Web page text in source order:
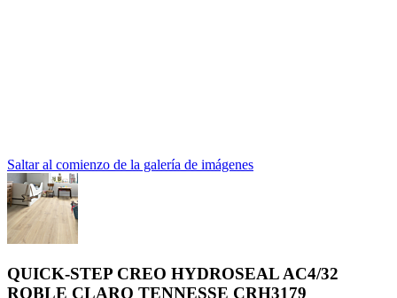
Saltar al comienzo de la galería de imágenes
QUICK-STEP CREO HYDROSEAL AC4/32
ROBLE CLARO TENNESSE CRH3179